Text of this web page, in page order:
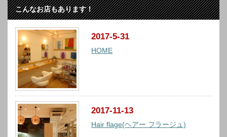
こんなお店もあります！
2017-5-31
HOME
2017-11-13
Hair flage(ヘアー フラージュ)